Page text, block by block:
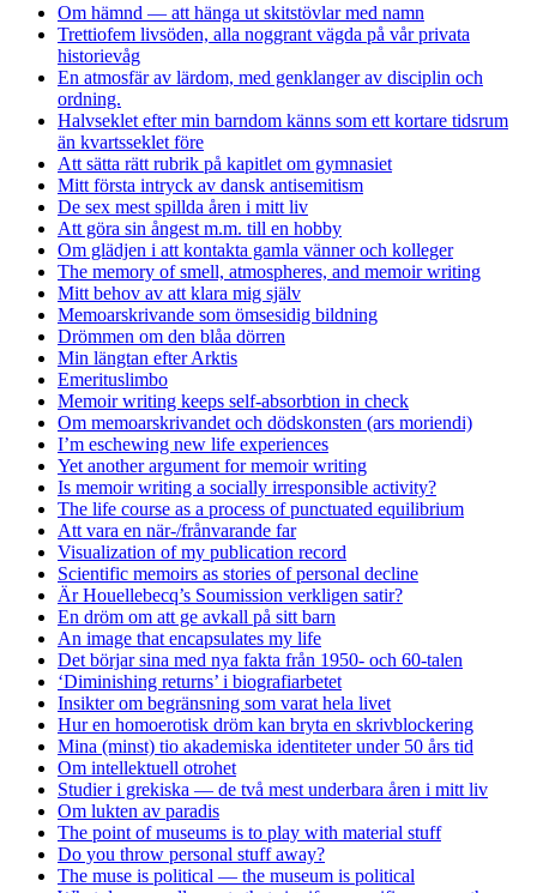
Om hämnd — att hänga ut skitstövlar med namn
Trettiofem livsöden, alla noggrant vägda på vår privata
historievåg
En atmosfär av lärdom, med genklanger av disciplin och
ordning.
Halvseklet efter min barndom känns som ett kortare tidsrum
än kvartsseklet före
Att sätta rätt rubrik på kapitlet om gymnasiet
Mitt första intryck av dansk antisemitism
De sex mest spillda åren i mitt liv
Att göra sin ångest m.m. till en hobby
Om glädjen i att kontakta gamla vänner och kolleger
The memory of smell, atmospheres, and memoir writing
Mitt behov av att klara mig själv
Memoarskrivande som ömsesidig bildning
Drömmen om den blåa dörren
Min längtan efter Arktis
Emerituslimbo
Memoir writing keeps self-absorbtion in check
Om memoarskrivandet och dödskonsten (ars moriendi)
I’m eschewing new life experiences
Yet another argument for memoir writing
Is memoir writing a socially irresponsible activity?
The life course as a process of punctuated equilibrium
Att vara en när-/frånvarande far
Visualization of my publication record
Scientific memoirs as stories of personal decline
Är Houellebecq’s Soumission verkligen satir?
En dröm om att ge avkall på sitt barn
An image that encapsulates my life
Det börjar sina med nya fakta från 1950- och 60-talen
‘Diminishing returns’ i biografiarbetet
Insikter om begränsning som varat hela livet
Hur en homoerotisk dröm kan bryta en skrivblockering
Mina (minst) tio akademiska identiteter under 50 års tid
Om intellektuell otrohet
Studier i grekiska — de två mest underbara åren i mitt liv
Om lukten av paradis
The point of museums is to play with material stuff
Do you throw personal stuff away?
The muse is political — the museum is political